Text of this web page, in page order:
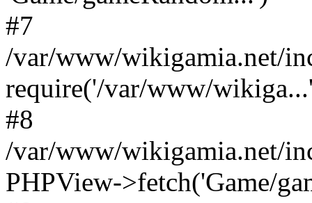
#7
/var/www/wikigamia.net/
require('/var/www/
#8
/var/www/wikigamia.net/
PHPView->fetch('Game/